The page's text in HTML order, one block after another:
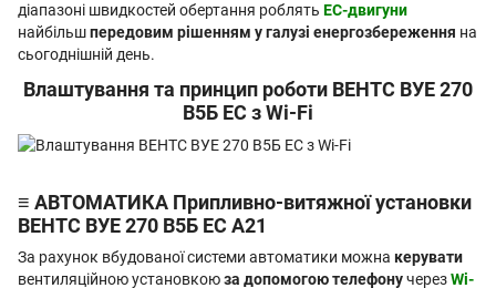
діапазоні швидкостей обертання роблять ЕС-двигуни
найбільшпередовим рішенням у галузі енергозбереження на
сьогоднішній день.
Влаштування та принцип роботи ВЕНТС ВУЕ 270
В5Б EC з Wi-Fi
≡ АВТОМАТИКА Припливно-витяжної установки
ВЕНТС ВУЕ 270 В5Б EC А21
За рахунок вбудованої системи автоматики можна керувати
вентиляційною установкоюза допомогою телефонучерезWi-